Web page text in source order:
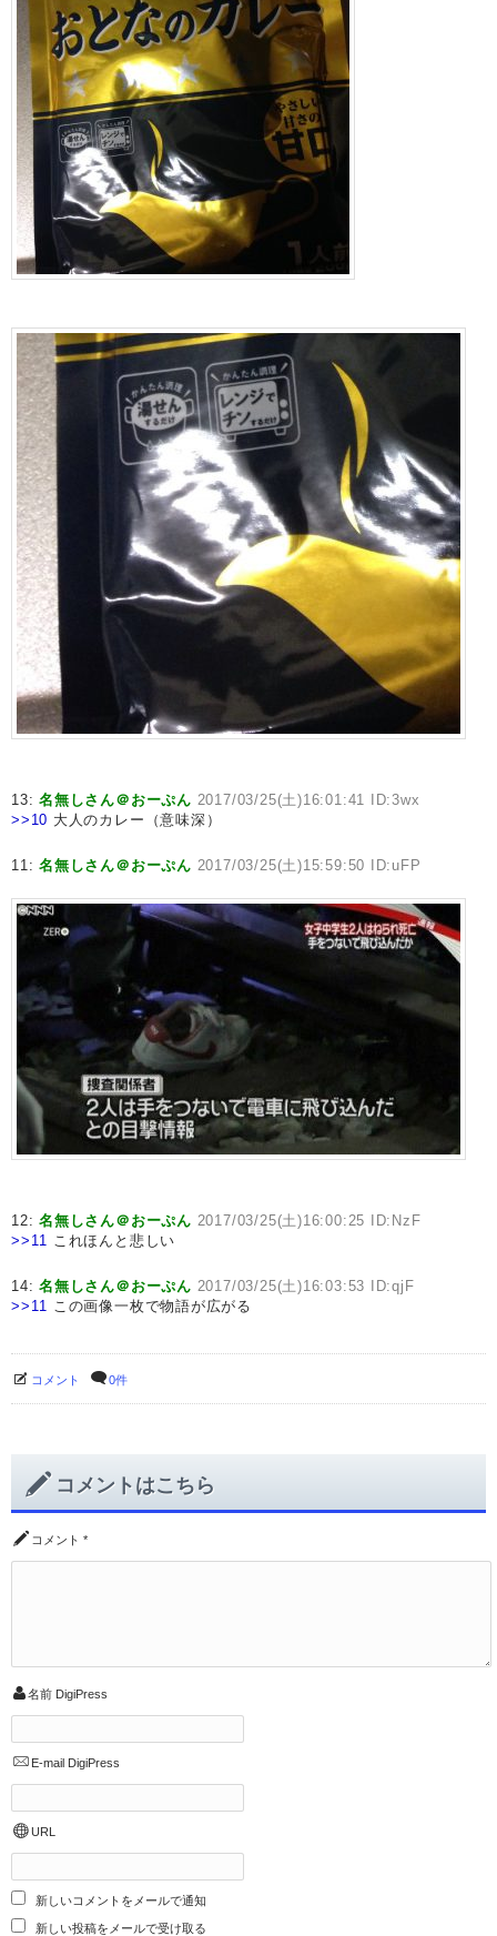
13:名無しさん＠おーぷん 2017/03/25(土)16:01:41 ID:3wx
>>10 大人のカレー（意味深）
11:名無しさん＠おーぷん 2017/03/25(土)15:59:50 ID:uFP
12:名無しさん＠おーぷん 2017/03/25(土)16:00:25 ID:NzF
>>11 これほんと悲しい
14:名無しさん＠おーぷん 2017/03/25(土)16:03:53 ID:qjF
>>11 この画像一枚で物語が広がる
コメント 0件
コメントはこちら
コメント *
名前 DigiPress
E-mail DigiPress
URL
新しいコメントをメールで通知
新しい投稿をメールで受け取る